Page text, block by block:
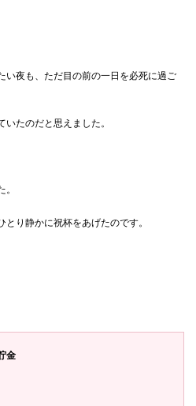
い夜も、ただ目の前の一日を必死に過ご
たのだと思えました。
り静かに祝杯をあげたのです。
金